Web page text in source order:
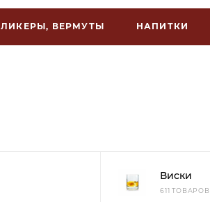
ЛИКЕРЫ, ВЕРМУТЫ НАПИТКИ
Виски
611 ТОВАРОВ